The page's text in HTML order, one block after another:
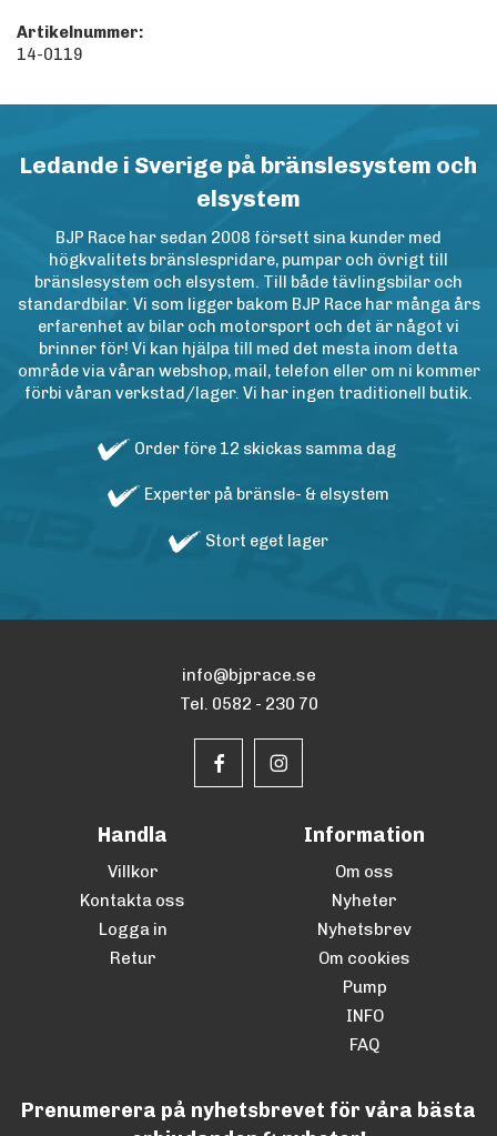
Artikelnummer:
14-0119
Ledande i Sverige på bränslesystem och
elsystem
BJP Race har sedan 2008 försett sina kunder med
högkvalitets bränslespridare, pumpar och övrigt till
bränslesystem och elsystem. Till både tävlingsbilar och
standardbilar. Vi som ligger bakom BJP Race har många års
erfarenhet av bilar och motorsport och det är något vi
brinner för! Vi kan hjälpa till med det mesta inom detta
område via våran webshop, mail, telefon eller om ni kommer
förbi våran verkstad/lager. Vi har ingen traditionell butik.
Order före 12 skickas samma dag
Experter på bränsle- & elsystem
Stort eget lager
info@bjprace.se
Tel. 0582 - 230 70
Handla
Villkor
Kontakta oss
Logga in
Retur
Information
Om oss
Nyheter
Nyhetsbrev
Om cookies
Pump
INFO
FAQ
Prenumerera på nyhetsbrevet för våra bästa